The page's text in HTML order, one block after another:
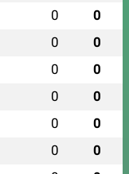
0 0
0 0
0 0
0 0
0 0
0 0